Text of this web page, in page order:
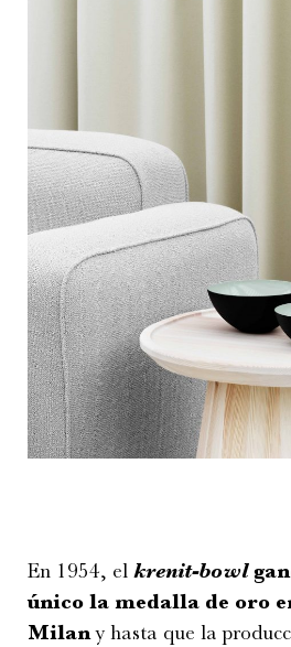
En 1954, el krenit-bowl
único la medalla de oro
Milany hasta que la